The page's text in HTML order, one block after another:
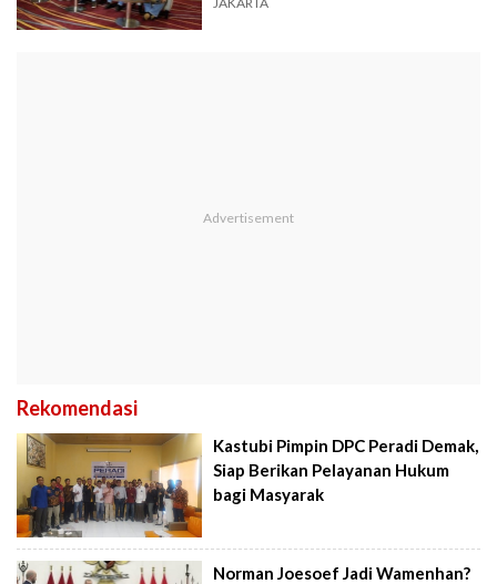
Rekomendasi
Kastubi Pimpin DPC Peradi Demak,
Siap Berikan Pelayanan Hukum
bagi Masyarak
Norman Joesoef Jadi Wamenhan?